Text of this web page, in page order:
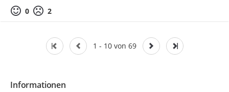
0 2
1 - 10 von 69
Informationen